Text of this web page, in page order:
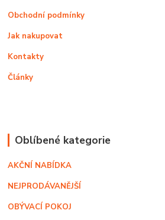
Obchodní podmínky
Jak nakupovat
Kontakty
Články
Oblíbené kategorie
AKČNÍ NABÍDKA
NEJPRODÁVANĚJŠÍ
OBÝVACÍ POKOJ